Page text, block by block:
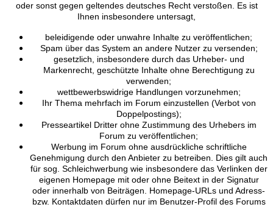
oder sonst gegen geltendes deutsches Recht verstoßen. Es ist
Ihnen insbesondere untersagt,
beleidigende oder unwahre Inhalte zu veröffentlichen;
Spam über das System an andere Nutzer zu versenden;
gesetzlich, insbesondere durch das Urheber- und
Markenrecht, geschützte Inhalte ohne Berechtigung zu
verwenden;
wettbewerbswidrige Handlungen vorzunehmen;
Ihr Thema mehrfach im Forum einzustellen (Verbot von
Doppelpostings);
Presseartikel Dritter ohne Zustimmung des Urhebers im
Forum zu veröffentlichen;
Werbung im Forum ohne ausdrückliche schriftliche
Genehmigung durch den Anbieter zu betreiben. Dies gilt auch
für sog. Schleichwerbung wie insbesondere das Verlinken der
eigenen Homepage mit oder ohne Beitext in der Signatur
oder innerhalb von Beiträgen. Homepage-URLs und Adress-
bzw. Kontaktdaten dürfen nur im Benutzer-Profil des Forums